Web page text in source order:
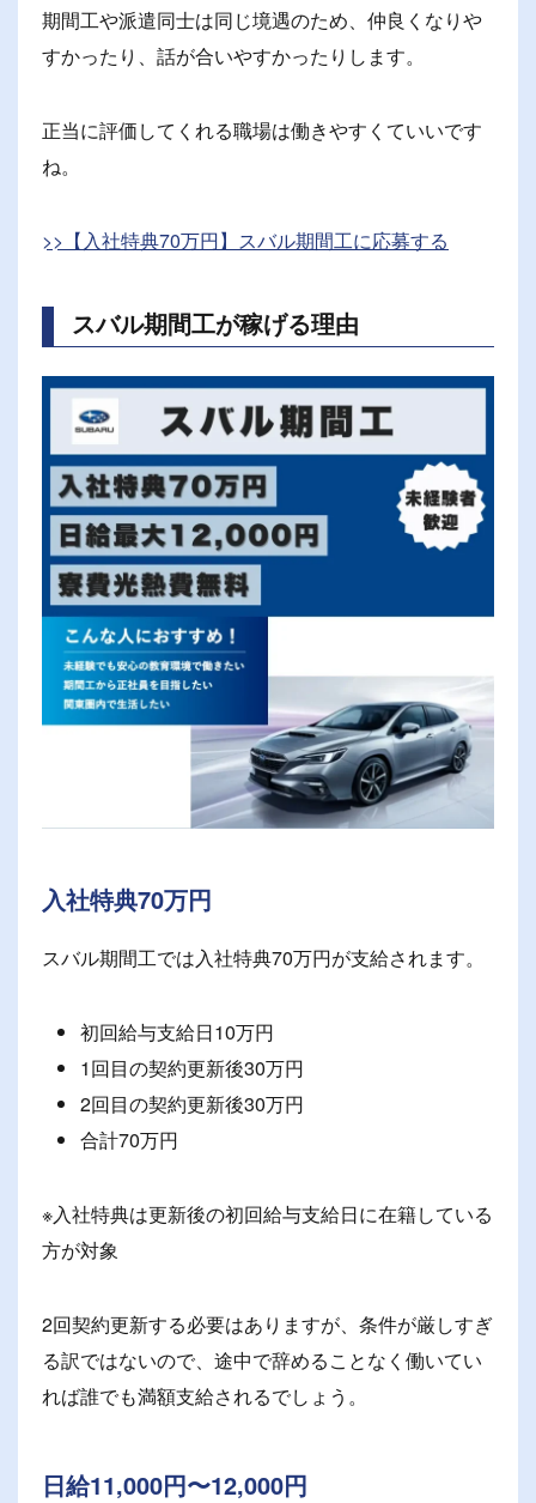
期間工や派遣同士は同じ境遇のため、仲良くなりや
すかったり、話が合いやすかったりします。
正当に評価してくれる職場は働きやすくていいです
ね。
>>【入社特典70万円】スバル期間工に応募する
スバル期間工が稼げる理由
入社特典70万円
スバル期間工では入社特典70万円が支給されます。
初回給与支給日10万円
1回目の契約更新後30万円
2回目の契約更新後30万円
合計70万円
※入社特典は更新後の初回給与支給日に在籍している
方が対象
2回契約更新する必要はありますが、条件が厳しすぎ
る訳ではないので、途中で辞めることなく働いてい
れば誰でも満額支給されるでしょう。
日給11,000円〜12,000円